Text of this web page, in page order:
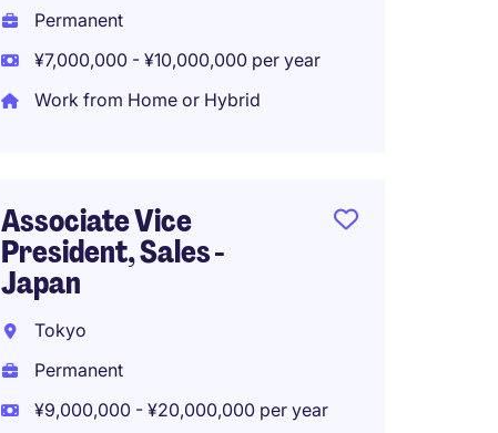
Permanent
¥7,000,000 - ¥10,000,000 per year
Work from Home or Hybrid
Associate Vice
President, Sales -
Japan
Tokyo
Permanent
¥9,000,000 - ¥20,000,000 per year